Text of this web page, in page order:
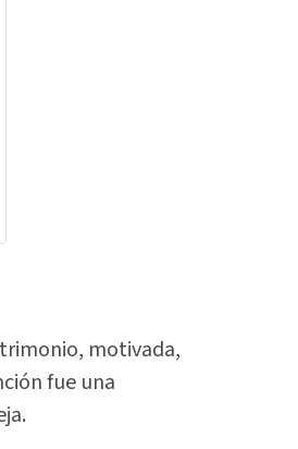
motivada,
fue una